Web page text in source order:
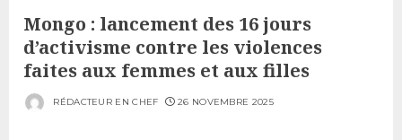
Mongo : lancement des 16 jours
d’activisme contre les violences
faites aux femmes et aux filles
RÉDACTEUR EN CHEF 26 NOVEMBRE 2025